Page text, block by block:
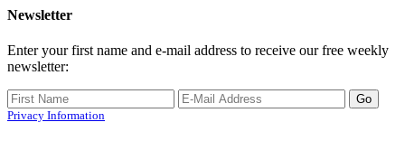
Newsletter
Enter your first name and e-mail address to receive our free weekly
newsletter:
Privacy Information